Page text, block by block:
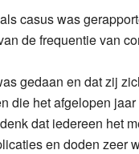
casus was
de frequentie van
gedaan en dat zij
die het afgelopen
dat iedereen het
en doden zeer